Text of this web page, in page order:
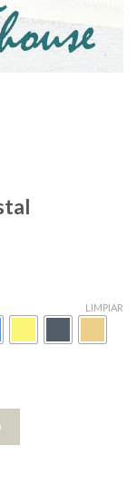
LIMPIAR
250 cc cantidad